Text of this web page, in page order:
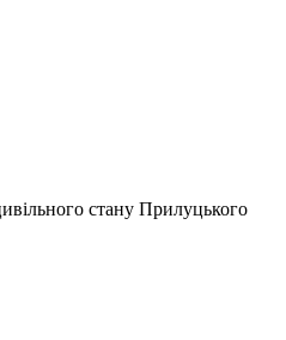
стану Прилуцького